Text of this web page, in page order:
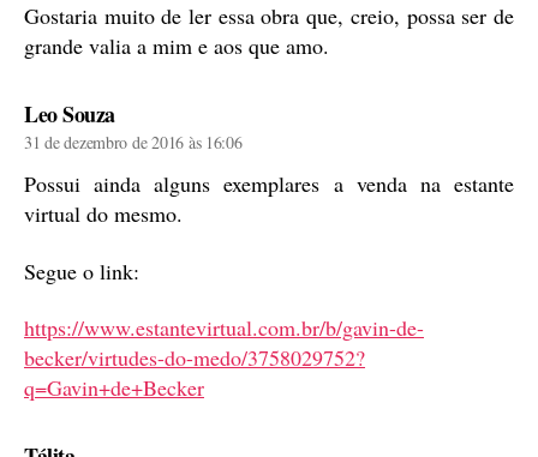
Gostaria muito de ler essa obra que, creio, possa ser de
grande valia a mim e aos que amo.
Leo Souzadiz:
31 de dezembro de 2016 às 16:06
Possui ainda alguns exemplares a venda na estante
virtual do mesmo.
Segue o link:
https://www.estantevirtual.com.br/b/gavin-de-
becker/virtudes-do-medo/3758029752?
q=Gavin+de+Becker